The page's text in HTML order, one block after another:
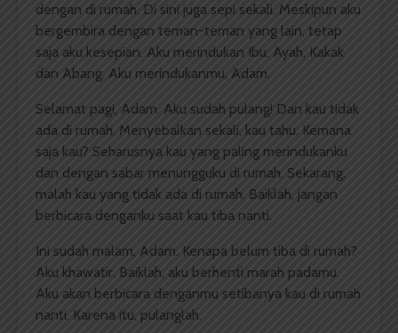
dengan di rumah. Di sini juga sepi sekali. Meskipun aku
bergembira dengan teman-teman yang lain, tetap
saja aku kesepian. Aku merindukan Ibu, Ayah, Kakak
dan Abang. Aku merindukanmu, Adam.
Selamat pagi, Adam. Aku sudah pulang! Dan kau tidak
ada di rumah. Menyebalkan sekali, kau tahu. Kemana
saja kau? Seharusnya kau yang paling merindukanku
dan dengan sabar menungguku di rumah. Sekarang,
malah kau yang tidak ada di rumah. Baiklah, jangan
berbicara denganku saat kau tiba nanti.
Ini sudah malam, Adam. Kenapa belum tiba di rumah?
Aku khawatir. Baiklah, aku berhenti marah padamu.
Aku akan berbicara denganmu setibanya kau di rumah
nanti. Karena itu, pulanglah.